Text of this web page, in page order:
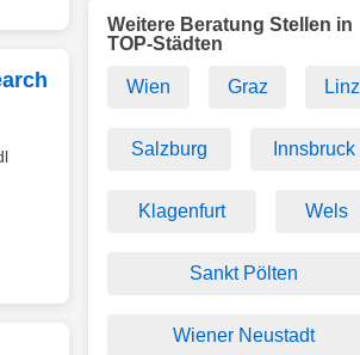
Weitere Beratung Stellen in
TOP-Städten
Wien Graz Linz
Salzburg Innsbruck
Klagenfurt Wels
Sankt Pölten
Wiener Neustadt